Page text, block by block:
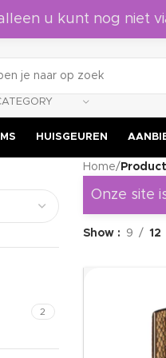
leuk om als cadeau te geven
HUISGEUREN
2
Home/
Onze site
Show 9 12
u kunt nog niet